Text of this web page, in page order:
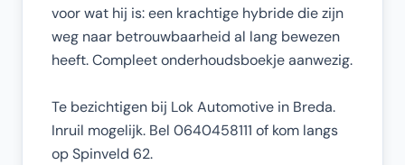
voor wat hij is: een krachtige hybride die zijn
weg naar betrouwbaarheid al lang bewezen
heeft. Compleet onderhoudsboekje aanwezig.
Te bezichtigen bij Lok Automotive in Breda.
Inruil mogelijk. Bel 0640458111 of kom langs
op Spinveld 62.